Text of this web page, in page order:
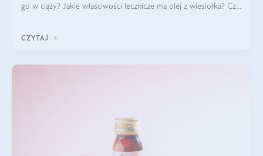
go w ciąży? Jakie właściwości lecznicze ma olej z wiesiołka? Czy
CZYTAJ